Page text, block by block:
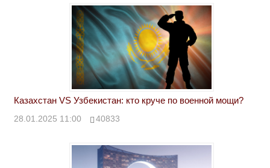
Казахстан VS Узбекистан: кто круче по военной мощи?
28.01.2025 11:00 40833